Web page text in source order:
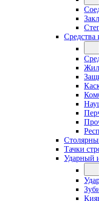
Средства
Тачки
Ударный